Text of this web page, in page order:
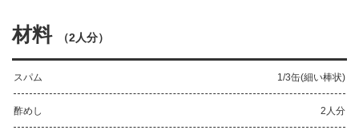
材料 （2人分）
スパム 1/3缶(細い棒状)
酢めし 2人分